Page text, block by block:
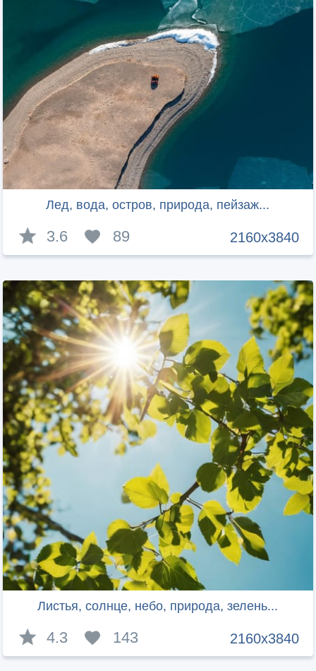
Лед, вода, остров, природа, пейзаж...
2160x3840
3.6 89
Листья, солнце, небо, природа, зелень...
2160x3840
4.3 143